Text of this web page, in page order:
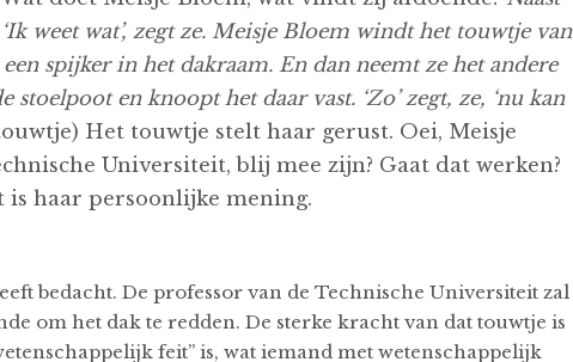
weet wat’, zegt ze. Meisje Bloem windt het touwtje van
spijker in het dakraam. En dan neemt ze het andere
en knoopt het daar vast. ‘Zo’ zegt, ze, ‘nu kan
Het touwtje stelt haar gerust. Oei, Meisje
Universiteit, blij mee zijn? Gaat dat werken?
is haar persoonlijke mening.
bedacht. De professor van de Technische Universiteit zal
om het dak te redden. De sterke kracht van dat touwtje is
feit” is, wat iemand met wetenschappelijk